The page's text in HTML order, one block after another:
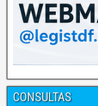
CONSULTAS